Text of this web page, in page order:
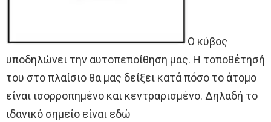
Ο κύβος
υποδηλώνει την αυτοπεποίθηση μας. Η τοποθέτησή
του στο πλαίσιο θα μας δείξει κατά πόσο το άτομο
είναι ισορροπημένο και κεντραρισμένο. Δηλαδή το
ιδανικό σημείο είναι εδώ